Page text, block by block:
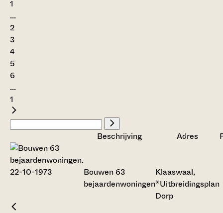
1
...
2
3
4
5
6
...
1
Beschrijving Adres
Bouwen 63
bejaardenwoningen
Klaaswaal,
*Uitbreidingsplan
Dorp